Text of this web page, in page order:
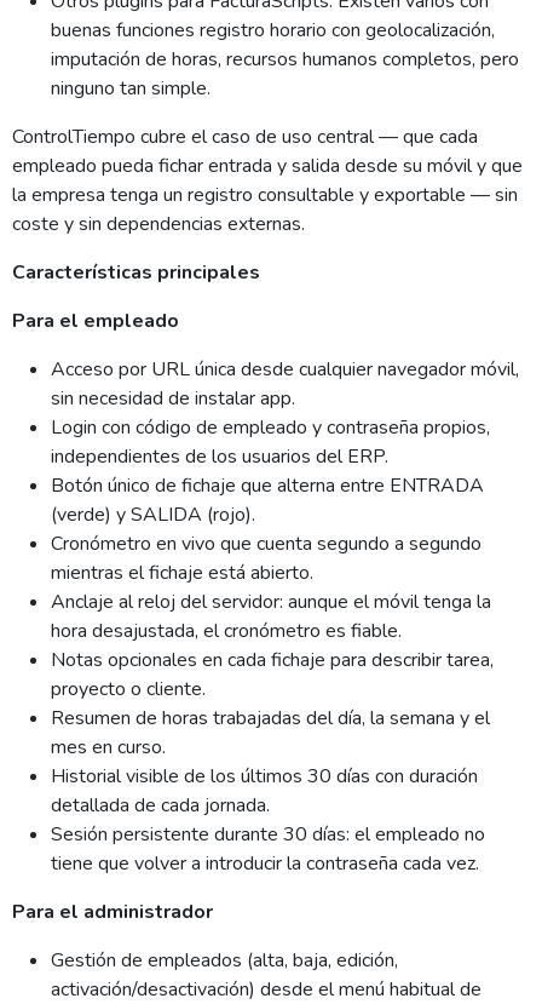
buenas funciones registro horario con geolocalización,
imputación de horas, recursos humanos completos, pero
ninguno tan simple.
ControlTiempo cubre el caso de uso central — que cada
empleado pueda fichar entrada y salida desde su móvil y que
la empresa tenga un registro consultable y exportable — sin
coste y sin dependencias externas.
Características principales
Para el empleado
Acceso por URL única desde cualquier navegador móvil,
sin necesidad de instalar app.
Login con código de empleado y contraseña propios,
independientes de los usuarios del ERP.
Botón único de fichaje que alterna entre ENTRADA
(verde) y SALIDA (rojo).
Cronómetro en vivo que cuenta segundo a segundo
mientras el fichaje está abierto.
Anclaje al reloj del servidor: aunque el móvil tenga la
hora desajustada, el cronómetro es fiable.
Notas opcionales en cada fichaje para describir tarea,
proyecto o cliente.
Resumen de horas trabajadas del día, la semana y el
mes en curso.
Historial visible de los últimos 30 días con duración
detallada de cada jornada.
Sesión persistente durante 30 días: el empleado no
tiene que volver a introducir la contraseña cada vez.
Para el administrador
Gestión de empleados (alta, baja, edición,
activación/desactivación) desde el menú habitual de